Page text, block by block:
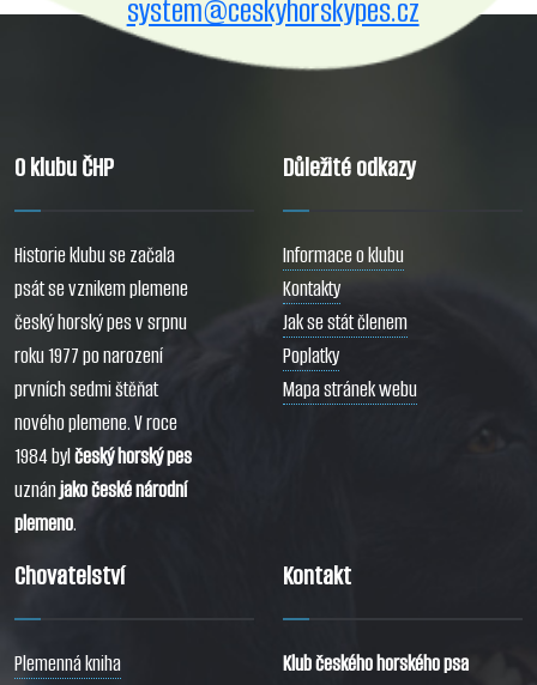
system@ceskyhorskypes.cz
O klubu ČHP
Historie klubu se začala
psát se vznikem plemene
český horský pes v srpnu
roku 1977 po narození
prvních sedmi štěňat
nového plemene. V roce
1984 bylčeský horský pes
uznánjako české národní
plemeno.
Důležité odkazy
Informace o klubu
Kontakty
Jak se stát členem
Poplatky
Mapa stránek webu
Chovatelství
Plemenná kniha
Kontakt
Klub českého horského psa